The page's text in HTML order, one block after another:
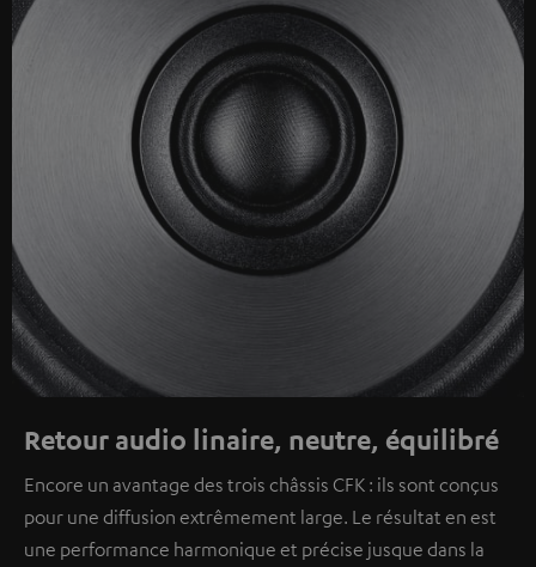
Retour audio linaire, neutre, équilibré
Encore un avantage des trois châssis CFK : ils sont conçus
pour une diffusion extrêmement large. Le résultat en est
une performance harmonique et précise jusque dans la